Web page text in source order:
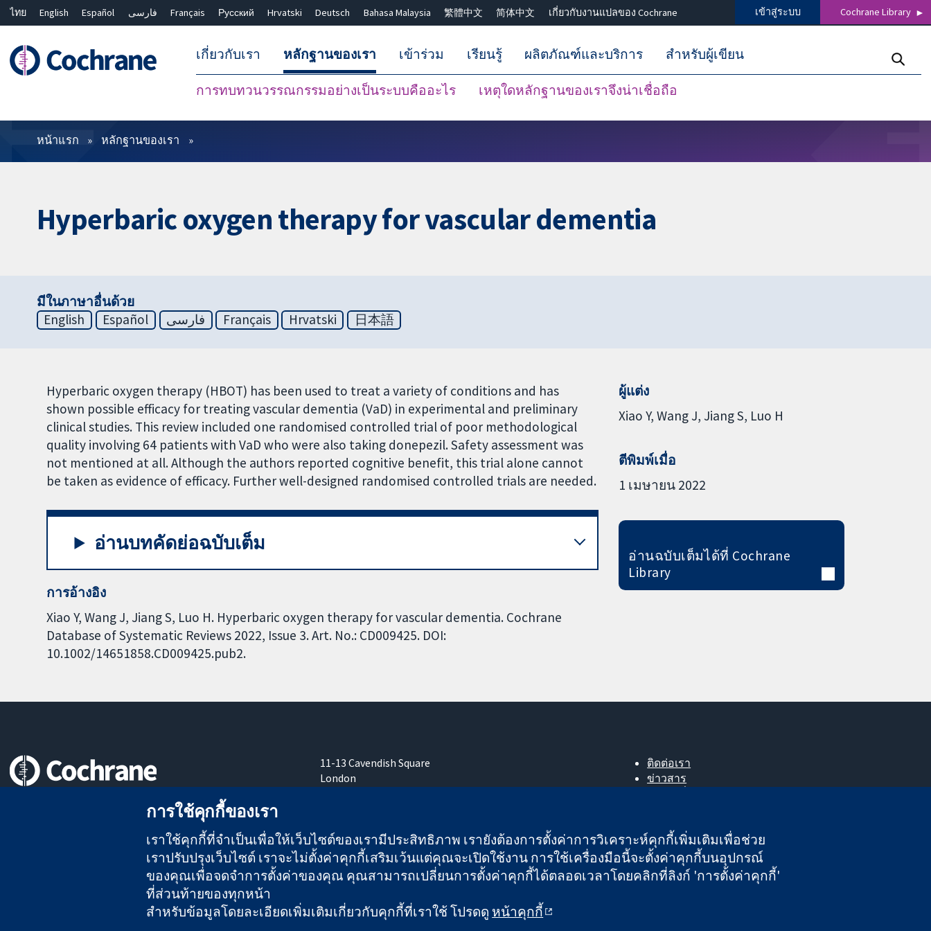
ไทย English Español فارسی Français Русский Hrvatski Deutsch Bahasa Malaysia 繁體中文 简体中文 เกี่ยวกับงานแปลของ Cochrane เข้าสู่ระบบ Cochrane Library
เกี่ยวกับเรา หลักฐานของเรา
การทบทวนวรรณกรรมอย่างเป็นระบบคืออะไร เหตุใดหลักฐานของเราจึงน่าเชื่อถือ
เข้าร่วม เรียนรู้ ผลิตภัณฑ์และบริการ สำหรับผู้เขียน
ตัวกรอง
หน้าแรก หลักฐานของเรา
Hyperbaric oxygen therapy for vascular dementia
มีในภาษาอื่นด้วย
English
Español فارسی Français Hrvatski 日本語
Hyperbaric oxygen therapy (HBOT) has been used to treat a variety of conditions and has
shown possible efficacy for treating vascular dementia (VaD) in experimental and preliminary
clinical studies. This review included one randomised controlled trial of poor methodological
quality involving 64 patients with VaD who were also taking donepezil. Safety assessment was
not mentioned at all. Although the authors reported cognitive benefit, this trial alone cannot
be taken as evidence of efficacy. Further well-designed randomised controlled trials are needed.
อ่านบทคัดย่อฉบับเต็ม
การอ้างอิง
Xiao Y, Wang J, Jiang S, Luo H. Hyperbaric oxygen therapy for vascular dementia. Cochrane
Database of Systematic Reviews 2022, Issue 3. Art. No.: CD009425. DOI:
10.1002/14651858.CD009425.pub2.
ผู้แต่ง
Xiao Y Wang J Jiang S Luo H
ตีพิมพ์เมื่อ
1 เมษายน 2022
อ่านฉบับเต็มได้ที่ Cochrane
Library
11-13 Cavendish Square
London
ติดต่อเรา
ข่าวสาร
Cochrane Library
The Cochrane Collaboration เป็นองค์กรการกุศล (เลขที่ 1045921) และบริษัทจำกัดโดยการค้ำประกัน (เลขที่ 03044323) ที่จดทะเบียนในอังกฤษและเวลส์ หมายเลขจดทะเบียนภาษีมูลค่าเพิ่ม GB 718 2127 49
สงวนลิขสิทธิ์ © 2026 The Cochrane Collaboration ข้อกำหนดและเงื่อนไขการใช้เว็บไซต์|
การใช้คุกกี้ของเรา
เราใช้คุกกี้ที่จำเป็นเพื่อให้เว็บไซต์ของเรามีประสิทธิภาพ เรายังต้องการตั้งค่าการวิเคราะห์คุกกี้เพิ่มเติมเพื่อช่วย
เราปรับปรุงเว็บไซต์ เราจะไม่ตั้งค่าคุกกี้เสริมเว้นแต่คุณจะเปิดใช้งาน การใช้เครื่องมือนี้จะตั้งค่าคุกกี้บนอุปกรณ์
ของคุณเพื่อจดจำการตั้งค่าของคุณ คุณสามารถเปลี่ยนการตั้งค่าคุกกี้ได้ตลอดเวลาโดยคลิกที่ลิงก์ 'การตั้งค่าคุกกี้'
ที่ส่วนท้ายของทุกหน้า
สำหรับข้อมูลโดยละเอียดเพิ่มเติมเกี่ยวกับคุกกี้ที่เราใช้ โปรดดู หน้าคุกกี้